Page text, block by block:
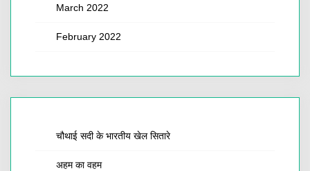
March 2022
February 2022
चौथाई सदी के भारतीय खेल सितारे
अहम का वहम